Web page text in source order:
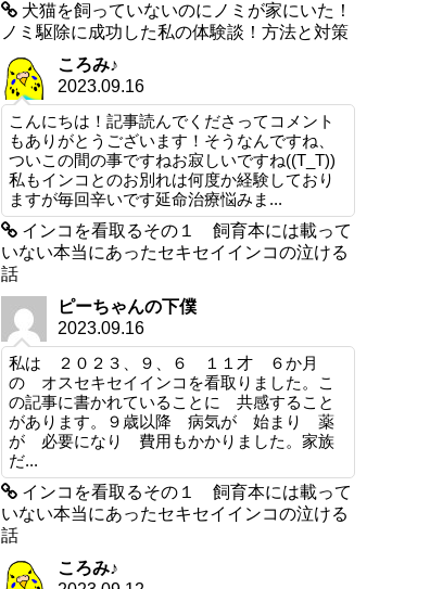
犬猫を飼っていないのにノミが家にいた！
ノミ駆除に成功した私の体験談！方法と対策
ころみ♪
2023.09.16
こんにちは！記事読んでくださってコメント
もありがとうございます！そうなんですね、
ついこの間の事ですねお寂しいですね((T_T))
私もインコとのお別れは何度か経験しており
ますが毎回辛いです延命治療悩みま...
インコを看取るその１ 飼育本には載って
いない本当にあったセキセイインコの泣ける
話
ピーちゃんの下僕
2023.09.16
私は ２０２３、９、６ １１才 ６か月
の オスセキセイインコを看取りました。こ
の記事に書かれていることに 共感すること
があります。９歳以降 病気が 始まり 薬
が 必要になり 費用もかかりました。家族
だ...
インコを看取るその１ 飼育本には載って
いない本当にあったセキセイインコの泣ける
話
ころみ♪